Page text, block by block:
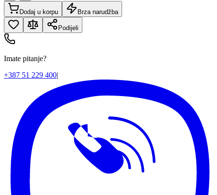
Dodaj u korpu Brza narudžba
Podijeli
Imate pitanje?
+387 51 229 400|